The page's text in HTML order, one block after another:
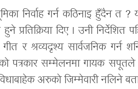
निर्वाह गर्न कठिनाइ हुँदैन त
हुने प्रतिक्रिया दिए । उनी
र श्रव्यदृश्य सार्वजनिक गर्न
पत्रकार सम्मेलनमा गायक
अरुको जिम्मेवारी नलिने